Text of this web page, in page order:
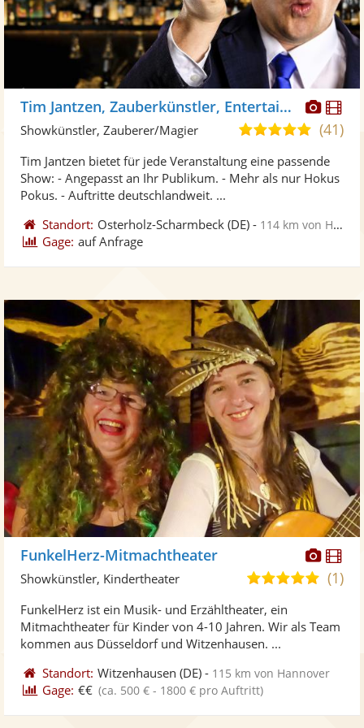
Fotos
Tim Jantzen, Zauberkünstler, Entertainer
5,0
5
(41)
Showkünstler, Zauberer/Magier
Tim Jantzen bietet für jede Veranstaltung eine passende
Show: - Angepasst an Ihr Publikum. - Mehr als nur Hokus
Pokus. - Auftritte deutschlandweit. ...
Standort: Osterholz-Scharmbeck (DE) - 114 km von Hannover
Gage: auf Anfrage
FunkelHerz-Mitmachtheater
5,0(1)
Showkünstler, Kindertheater
FunkelHerz ist ein Musik- und Erzähltheater, ein
Mitmachtheater für Kinder von 4-10 Jahren. Wir als Team
kommen aus Düsseldorf und Witzenhausen. ...
Standort: Witzenhausen (DE) - 115 km von Hannover
Gage: €€ (ca. 500 € - 1800 € pro Auftritt)